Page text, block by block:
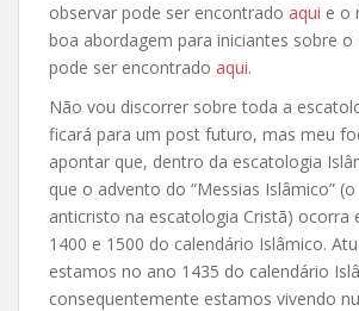
observar pode ser encontrado aqui e o
boa abordagem para iniciantes sobre o
pode ser encontrado aqui.
Não vou discorrer sobre toda a
ficará para um post futuro, mas meu
apontar que, dentro da escatologia
que o advento do “Messias Islâmico”
anticristo na escatologia Cristã) ocorra
1400 e 1500 do calendário Islâmico.
estamos no ano 1435 do calendário
consequentemente estamos vivendo